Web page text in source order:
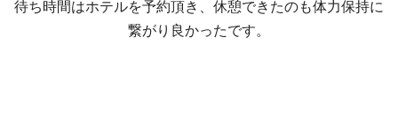
待ち時間はホテルを予約頂き、休憩できたのも体力保持に
繋がり良かったです。